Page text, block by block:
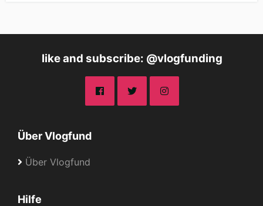
like and subscribe: @vlogfunding
Über Vlogfund
Über Vlogfund
Hilfe